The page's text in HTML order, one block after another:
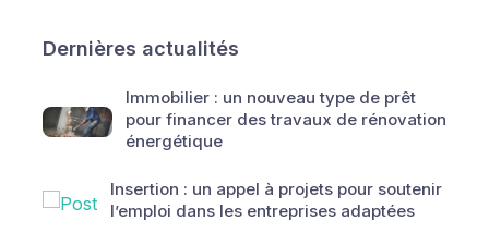
Dernières actualités
Immobilier : un nouveau type de prêt
pour financer des travaux de rénovation
énergétique
Insertion : un appel à projets pour soutenir
l’emploi dans les entreprises adaptées